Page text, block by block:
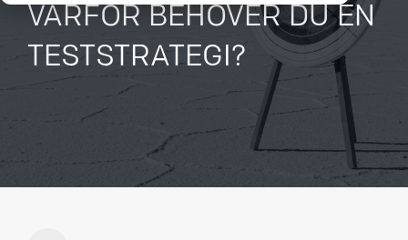
VARFÖR BEHÖVER DU EN
TESTSTRATEGI?